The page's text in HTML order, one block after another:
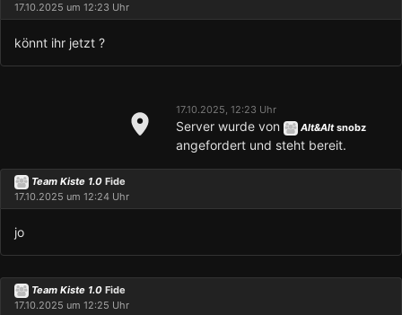
17.10.2025 um 12:23 Uhr
könnt ihr jetzt ?
17.10.2025, 12:23 Uhr
Server wurde von Alt&Altsnobz
angefordert und steht bereit.
Team Kiste 1.0 Fide
17.10.2025 um 12:24 Uhr
jo
Team Kiste 1.0 Fide
17.10.2025 um 12:25 Uhr